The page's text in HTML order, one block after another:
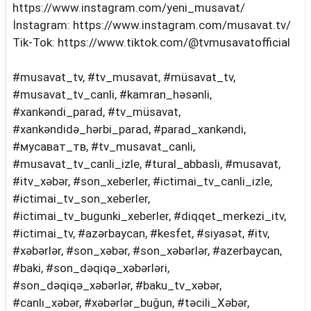
https://www.instagram.com/yeni_musavat/
İnstagram: https://www.instagram.com/musavat.tv/
Tik-Tok: https://www.tiktok.com/@tvmusavatofficial
#musavat_tv, #tv_musavat, #müsavat_tv,
#musavat_tv_canli, #kamran_həsənli,
#xankəndi_parad, #tv_müsavat,
#xankəndidə_hərbi_parad, #parad_xankəndi,
#мусават_тв, #tv_musavat_canli,
#musavat_tv_canli_izle, #tural_abbasli, #musavat,
#itv_xəbər, #son_xeberler, #ictimai_tv_canli_izle,
#ictimai_tv_son_xeberler,
#ictimai_tv_bugunki_xeberler, #diqqet_merkezi_itv,
#i̇ctimai_tv, #azərbaycan, #kesfet, #siyasət, #i̇tv,
#xəbərlər, #son_xəbər, #son_xəbərlər, #azerbaycan,
#baki, #son_dəqi̇qə_xəbərləri̇,
#son_dəqiqə_xəbərlər, #baku_tv_xəbər,
#canlı_xəbər, #xəbərlər_buğun, #təci̇li̇_Xəbər,